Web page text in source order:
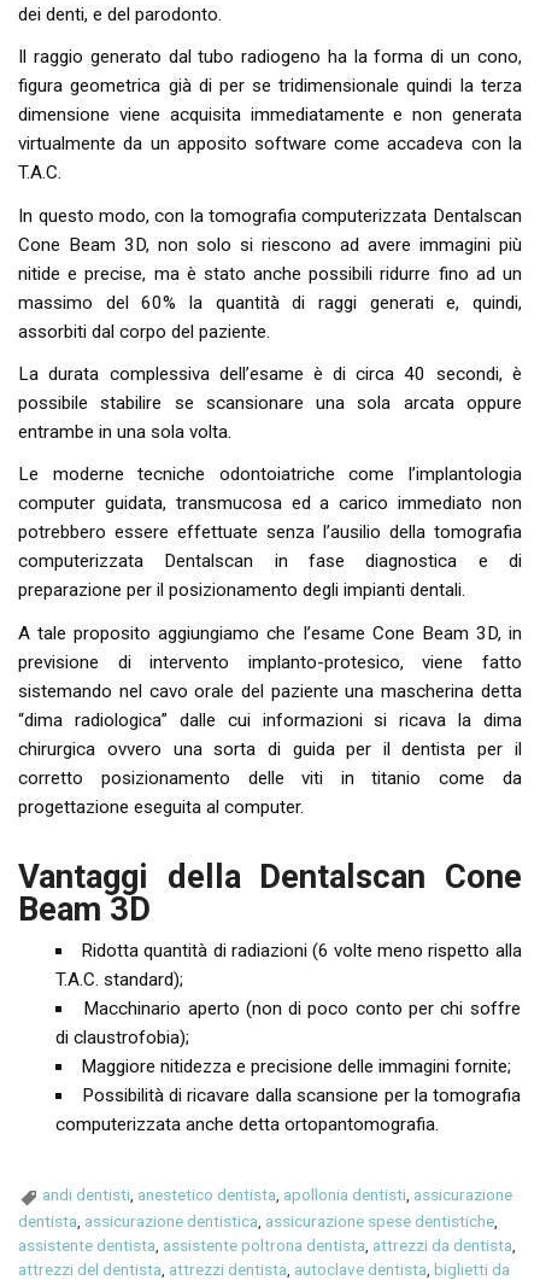
dei denti, e del parodonto.
Il raggio generato dal tubo radiogeno ha la forma di un cono,
figura geometrica già di per se tridimensionale quindi la terza
dimensione viene acquisita immediatamente e non generata
virtualmente da un apposito software come accadeva con la
T.A.C.
In questo modo, con la tomografia computerizzata Dentalscan
Cone Beam 3D, non solo si riescono ad avere immagini più
nitide e precise, ma è stato anche possibili ridurre fino ad un
massimo del 60% la quantità di raggi generati e, quindi,
assorbiti dal corpo del paziente.
La durata complessiva dell’esame è di circa 40 secondi, è
possibile stabilire se scansionare una sola arcata oppure
entrambe in una sola volta.
Le moderne tecniche odontoiatriche come l’implantologia
computer guidata, transmucosa ed a carico immediato non
potrebbero essere effettuate senza l’ausilio della tomografia
computerizzata Dentalscan in fase diagnostica e di
preparazione per il posizionamento degli impianti dentali.
A tale proposito aggiungiamo che l’esame Cone Beam 3D, in
previsione di intervento implanto-protesico, viene fatto
sistemando nel cavo orale del paziente una mascherina detta
“dima radiologica” dalle cui informazioni si ricava la dima
chirurgica ovvero una sorta di guida per il dentista per il
corretto posizionamento delle viti in titanio come da
progettazione eseguita al computer.
Vantaggi della Dentalscan Cone
Beam 3D
Ridotta quantità di radiazioni (6 volte meno rispetto alla
T.A.C. standard);
Macchinario aperto (non di poco conto per chi soffre
di claustrofobia);
Maggiore nitidezza e precisione delle immagini fornite;
Possibilità di ricavare dalla scansione per la tomografia
computerizzata anche detta ortopantomografia.
andi dentisti, anestetico dentista, apollonia dentisti, assicurazione
dentista assicurazione dentistica assicurazione spese dentistiche
assistente dentista assistente poltrona dentista attrezzi da dentista
attrezzi del dentista attrezzi dentista autoclave dentista ,biglietti da